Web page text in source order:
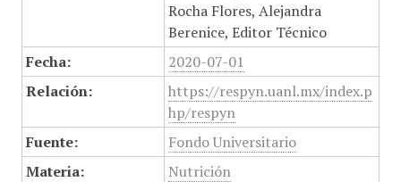
Rocha Flores, Alejandra
Berenice, Editor Técnico
Fecha:
2020-07-01
Relación:
https://respyn.uanl.mx/index.p
hp/respyn
Fuente:
Fondo Universitario
Materia:
Nutrición